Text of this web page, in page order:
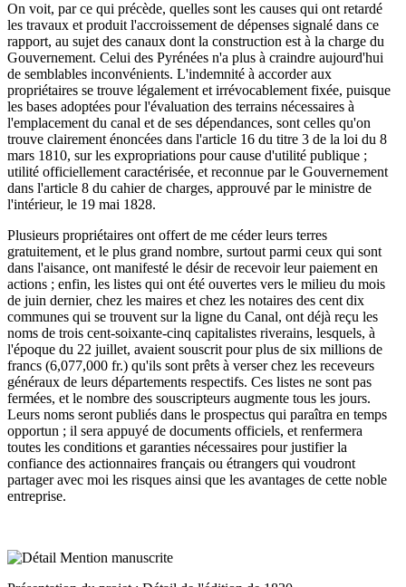
On voit, par ce qui précède, quelles sont les causes qui ont retardé
les travaux et produit l'accroissement de dépenses signalé dans ce
rapport, au sujet des canaux dont la construction est à la charge du
Gouvernement. Celui des Pyrénées n'a plus à craindre aujourd'hui
de semblables inconvénients. L'indemnité à accorder aux
propriétaires se trouve légalement et irrévocablement fixée, puisque
les bases adoptées pour l'évaluation des terrains nécessaires à
l'emplacement du canal et de ses dépendances, sont celles qu'on
trouve clairement énoncées dans l'article 16 du titre 3 de la loi du 8
mars 1810, sur les expropriations pour cause d'utilité publique ;
utilité officiellement caractérisée, et reconnue par le Gouvernement
dans l'article 8 du cahier de charges, approuvé par le ministre de
l'intérieur, le 19 mai 1828.
Plusieurs propriétaires ont offert de me céder leurs terres
gratuitement, et le plus grand nombre, surtout parmi ceux qui sont
dans l'aisance, ont manifesté le désir de recevoir leur paiement en
actions ; enfin, les listes qui ont été ouvertes vers le milieu du mois
de juin dernier, chez les maires et chez les notaires des cent dix
communes qui se trouvent sur la ligne du Canal, ont déjà reçu les
noms de trois cent-soixante-cinq capitalistes riverains, lesquels, à
l'époque du 22 juillet, avaient souscrit pour plus de six millions de
francs (6,077,000 fr.) qu'ils sont prêts à verser chez les receveurs
généraux de leurs départements respectifs. Ces listes ne sont pas
fermées, et le nombre des souscripteurs augmente tous les jours.
Leurs noms seront publiés dans le prospectus qui paraîtra en temps
opportun ; il sera appuyé de documents officiels, et renfermera
toutes les conditions et garanties nécessaires pour justifier la
confiance des actionnaires français ou étrangers qui voudront
partager avec moi les risques ainsi que les avantages de cette noble
entreprise.